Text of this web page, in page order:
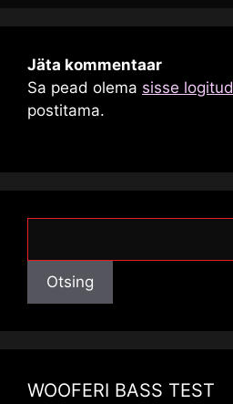
Jäta kommentaar
Sa pead olema sisse logitud
postitama.
Otsing
WOOFERI BASS TEST